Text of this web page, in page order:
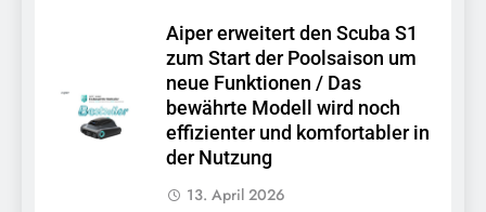
Aiper erweitert den Scuba S1
zum Start der Poolsaison um
neue Funktionen / Das
bewährte Modell wird noch
effizienter und komfortabler in
der Nutzung
13. April 2026